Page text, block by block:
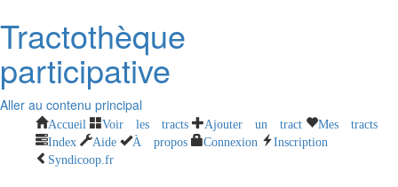
Tractothèque
participative
Aller au contenu principal
Accueil Voir les tracts Ajouter un tract
Mes tracts
Index
Aide À propos Connexion
Inscription
Syndicoop.fr